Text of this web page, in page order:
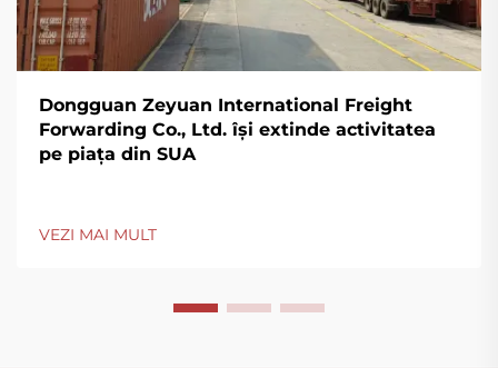
Dongguan Zeyuan International Freight
Forwarding Co., Ltd. își extinde activitatea
pe piața din SUA
VEZI MAI MULT